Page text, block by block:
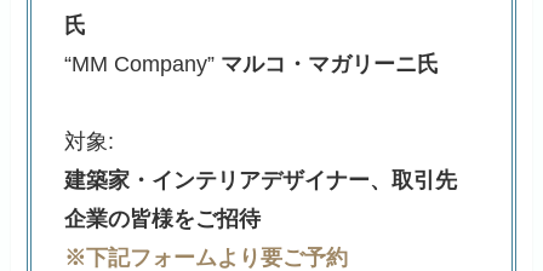
氏
“MM Company” マルコ・マガリーニ氏
対象:
建築家・インテリアデザイナー、取引先
企業の皆様をご招待
※下記フォームより要ご予約